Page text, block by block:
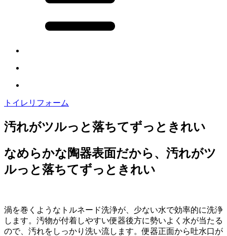
トイレリフォーム
汚れがツルっと落ちてずっときれい
なめらかな陶器表面だから、汚れがツ
ルっと落ちてずっときれい
渦を巻くようなトルネード洗浄が、少ない水で効率的に洗浄
します。汚物が付着しやすい便器後方に勢いよく水が当たる
ので、汚れをしっかり洗い流します。便器正面から吐水口が